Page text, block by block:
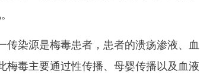
传染源是梅毒患者，患者的溃疡渗液、血
梅毒主要通过性传播、母婴传播以及血液